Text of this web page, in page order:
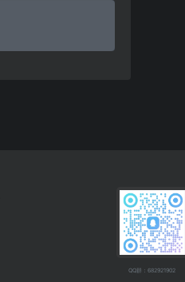
QQ群：682921902